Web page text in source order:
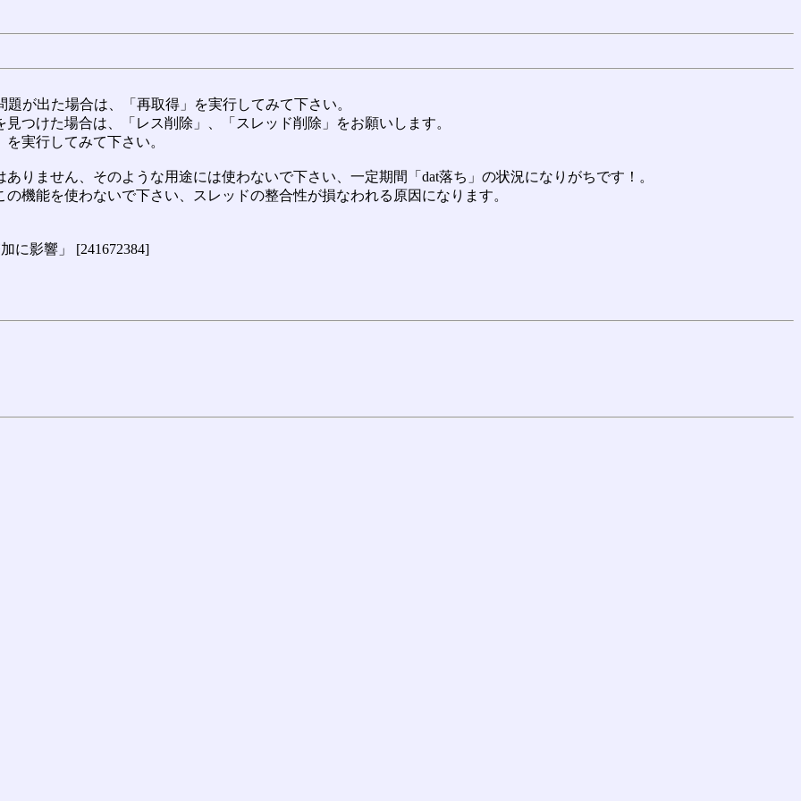
が出た場合は、「再取得」を実行してみて下さい。
つけた場合は、「レス削除」、「スレッド削除」をお願いします。
実行してみて下さい。
りません、そのような用途には使わないで下さい、一定期間「dat落ち」の状況になりがちです！。
機能を使わないで下さい、スレッドの整合性が損なわれる原因になります。
に影響」 [241672384]